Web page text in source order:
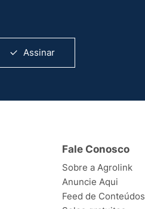
Assinar
Fale Conosco
Sobre a Agrolink
Anuncie Aqui
Feed de Conteúdos